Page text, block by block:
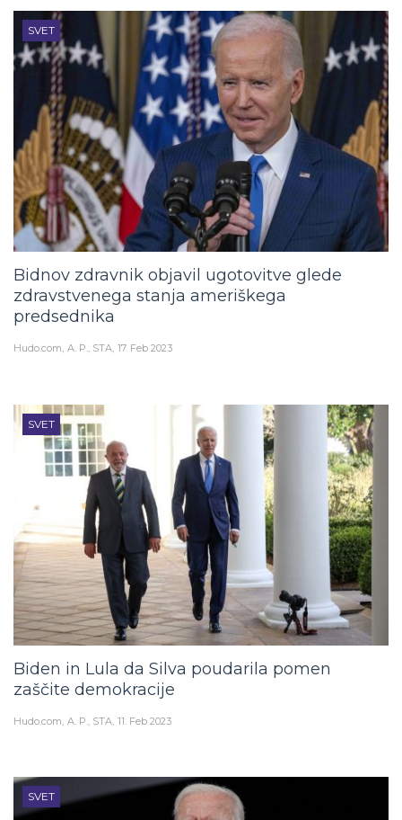
SVET
Bidnov zdravnik objavil ugotovitve glede
zdravstvenega stanja ameriškega
predsednika
Hudo.com A. P., STA 17. Feb 2023
SVET
Biden in Lula da Silva poudarila pomen
zaščite demokracije
Hudo.com A. P., STA 11. Feb 2023
SVET